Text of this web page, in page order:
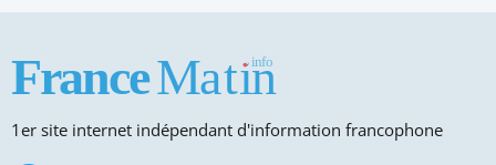
1er site internet indépendant d'information francophone